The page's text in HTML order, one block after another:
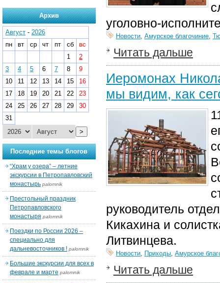
уголовно-
Новости, Амурское благочиние,
Читать дальше
Иеромонах
мы видим, как
руководитель
Кикахина и
Литвинцева.
Новости, Приходы, Амурское
Читать дальше
Архив
Август - 2026
пн
вт ср чт пт сб
вс
1
2
3
4 5 6 7 8
9
10
11 12 13 14 15
16
17
18 19 20 21 22
23
24
25 26 27 28 29
30
31
>
Последние темы блогов
“Храм у озера” – летние
экскурсии в Петропавловский
монастырь palomnik
Престольный праздник
Петропавловского
монастыря palomnik
Поездки по России 2026 –
специально для
дальневосточников ! palomnik
Большие экскурсии для всех в
феврале и марте palomnik